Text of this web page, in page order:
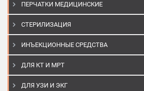
ПЕРЧАТКИ МЕДИЦИНСКИЕ
СТЕРИЛИЗАЦИЯ
ИНЪЕКЦИОННЫЕ СРЕДСТВА
ДЛЯ КТ И МРТ
ДЛЯ УЗИ И ЭКГ